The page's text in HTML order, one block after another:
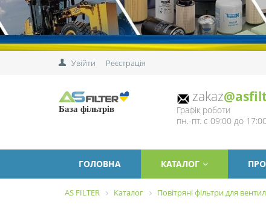
Увійти Реєстрація
База фільтрів
zakaz
Графік роботи
пн.-пт. с 09:00 до
ГОЛОВНА КАТАЛОГ
AS FILTER Каталог Повітряні фільтри для